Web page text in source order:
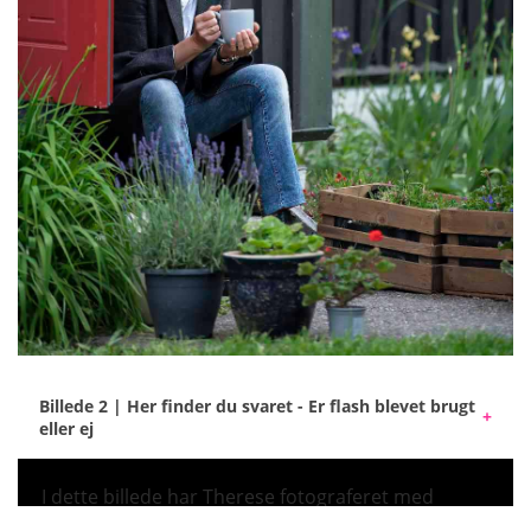
Billede 2 | Her finder du svaret - Er flash blevet brugt
eller ej
I dette billede har Therese fotograferet med